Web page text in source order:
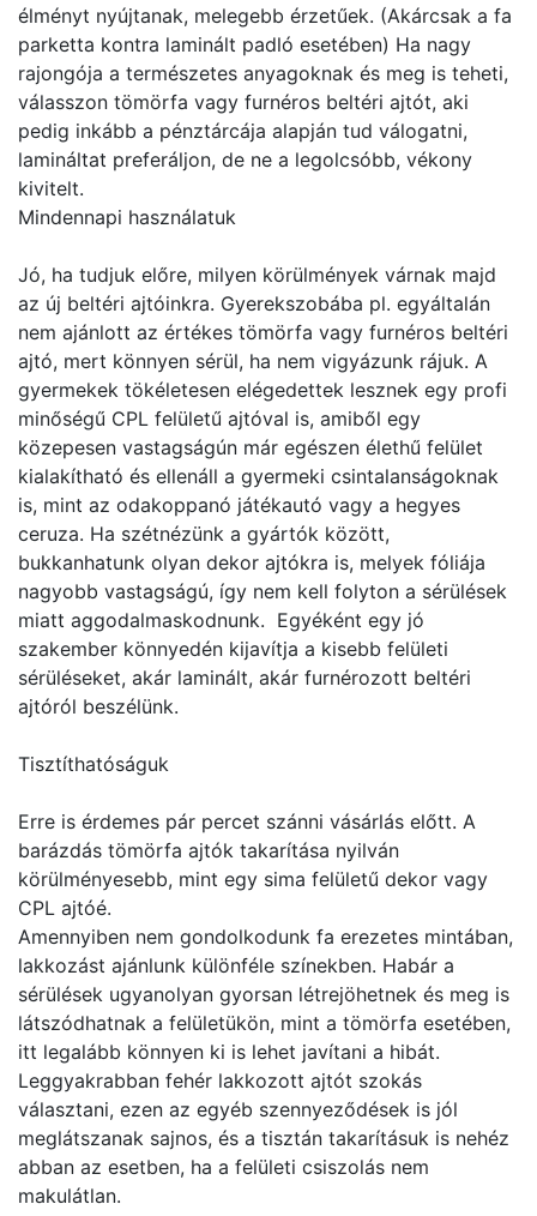
élményt nyújtanak, melegebb érzetűek. (Akárcsak a fa
parketta kontra laminált padló esetében) Ha nagy
rajongója a természetes anyagoknak és meg is teheti,
válasszon tömörfa vagy furnéros beltéri ajtót, aki
pedig inkább a pénztárcája alapján tud válogatni,
lamináltat preferáljon, de ne a legolcsóbb, vékony
kivitelt.
Mindennapi használatuk
Jó, ha tudjuk előre, milyen körülmények várnak majd
az új beltéri ajtóinkra. Gyerekszobába pl. egyáltalán
nem ajánlott az értékes tömörfa vagy furnéros beltéri
ajtó, mert könnyen sérül, ha nem vigyázunk rájuk. A
gyermekek tökéletesen elégedettek lesznek egy profi
minőségű CPL felületű ajtóval is, amiből egy
közepesen vastagságún már egészen élethű felület
kialakítható és ellenáll a gyermeki csintalanságoknak
is, mint az odakoppanó játékautó vagy a hegyes
ceruza. Ha szétnézünk a gyártók között,
bukkanhatunk olyan dekor ajtókra is, melyek fóliája
nagyobb vastagságú, így nem kell folyton a sérülések
miatt aggodalmaskodnunk. Egyéként egy jó
szakember könnyedén kijavítja a kisebb felületi
sérüléseket, akár laminált, akár furnérozott beltéri
ajtóról beszélünk.
Tisztíthatóságuk
Erre is érdemes pár percet szánni vásárlás előtt. A
barázdás tömörfa ajtók takarítása nyilván
körülményesebb, mint egy sima felületű dekor vagy
CPL ajtóé.
Amennyiben nem gondolkodunk fa erezetes mintában,
lakkozást ajánlunk különféle színekben. Habár a
sérülések ugyanolyan gyorsan létrejöhetnek és meg is
látszódhatnak a felületükön, mint a tömörfa esetében,
itt legalább könnyen ki is lehet javítani a hibát.
Leggyakrabban fehér lakkozott ajtót szokás
választani, ezen az egyéb szennyeződések is jól
meglátszanak sajnos, és a tisztán takarításuk is nehéz
abban az esetben, ha a felületi csiszolás nem
makulátlan.